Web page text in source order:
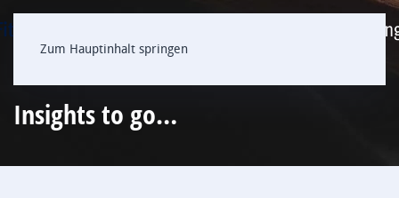
Zum Hauptinhalt springen
Insights to go…